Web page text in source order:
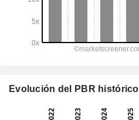
Evolución del PBR histórico